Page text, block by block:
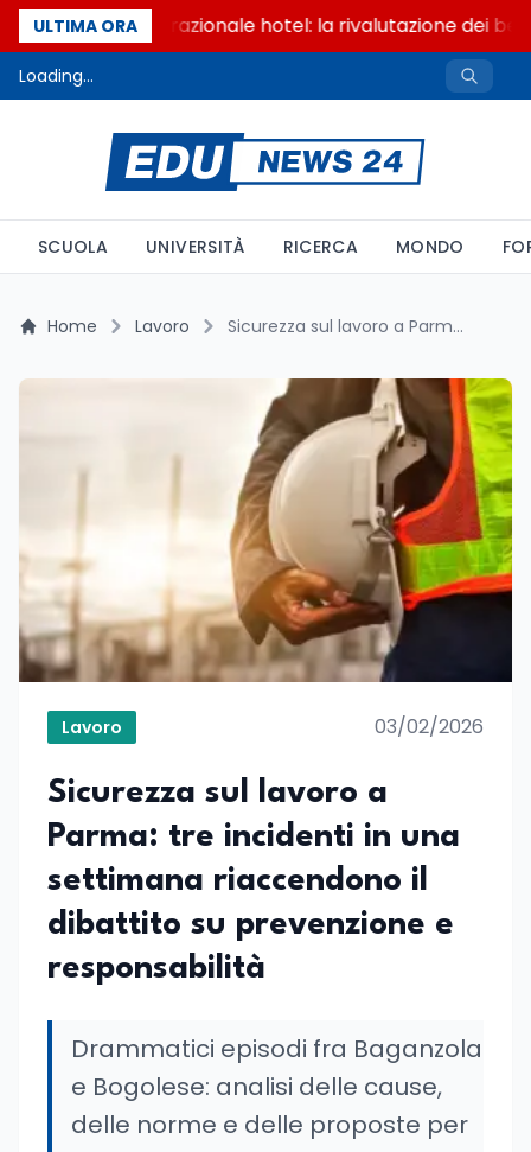
ULTIMA ORA
Passaggio generazionale hotel: la rivalutazione dei
Loading...
SCUOLA UNIVERSITÀ RICERCA MONDO
Home Lavoro Sicurezza sul lavoro a Parma: tre incidenti in una settimana riaccendono il dibattito su prevenzione e responsabilità
Lavoro 03/02/2026
Sicurezza sul lavoro a
Parma: tre incidenti in una
settimana riaccendono il
dibattito su prevenzione e
responsabilità
Drammatici episodi fra Baganzola
e Bogolese: analisi delle cause,
delle norme e delle proposte per